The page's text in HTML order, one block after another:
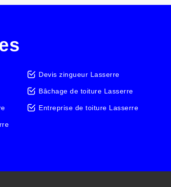
Devis zingueur Lasserre
Bâchage de toiture Lasserre
Entreprise de toiture Lasserre